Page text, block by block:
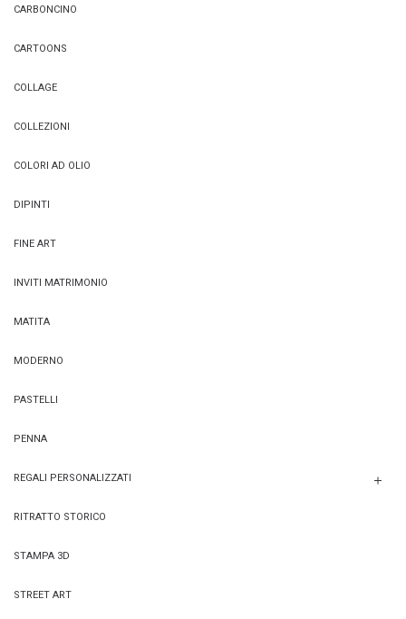
CARBONCINO
CARTOONS
COLLAGE
COLLEZIONI
COLORI AD OLIO
DIPINTI
FINE ART
INVITI MATRIMONIO
MATITA
MODERNO
PASTELLI
PENNA
REGALI PERSONALIZZATI
RITRATTO STORICO
STAMPA 3D
STREET ART